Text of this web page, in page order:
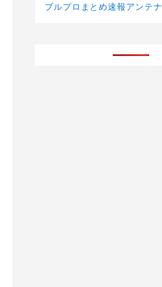
ブルプロまとめ速報アンテナ